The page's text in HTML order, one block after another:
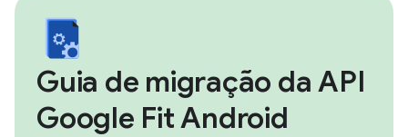
Guia de migração da API
Google Fit Android